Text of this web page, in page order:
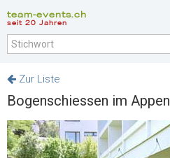
team-events.ch
seit 20 Jahren
Zur Liste
Bogenschiessen im